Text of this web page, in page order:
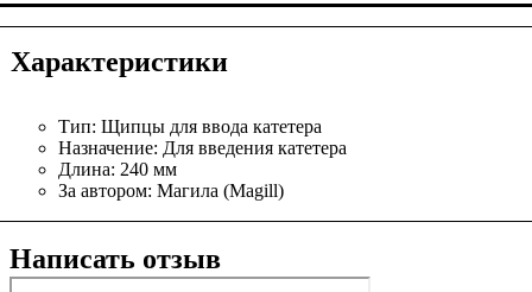
Характеристики
Тип: Щипцы для ввода катетера
Назначение: Для введения катетера
Длина: 240 мм
За автором: Магила (Magill)
Написать отзыв